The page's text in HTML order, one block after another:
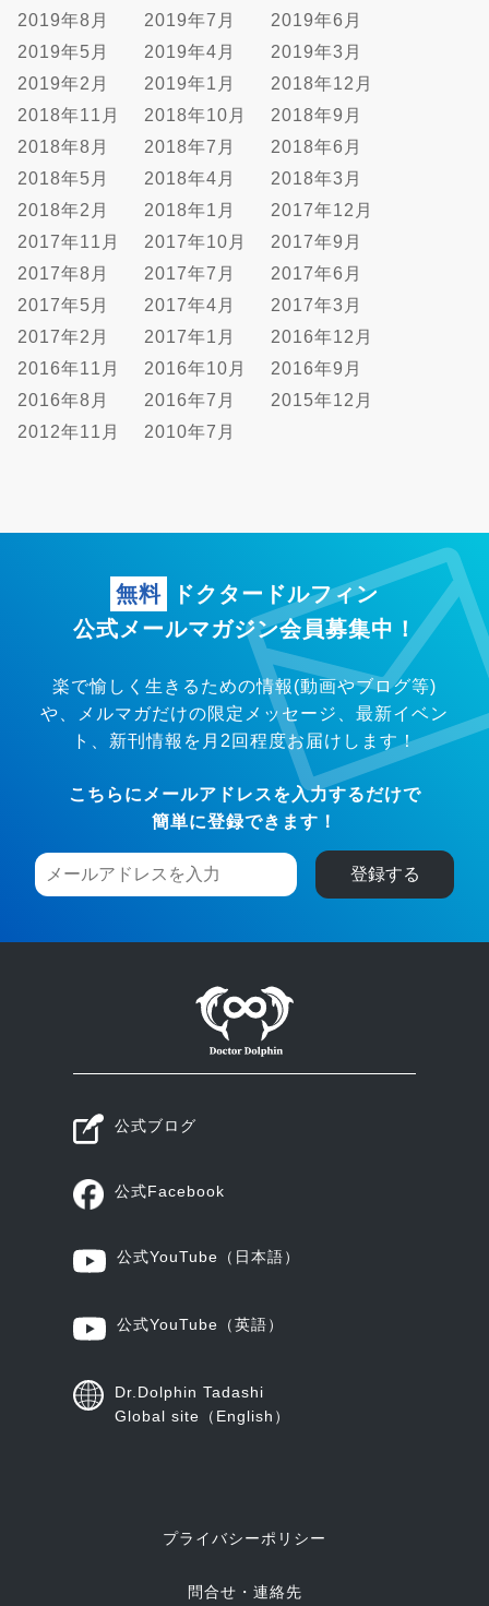
2019年8月
2019年7月
2019年6月
2019年5月
2019年4月
2019年3月
2019年2月
2019年1月
2018年12月
2018年11月
2018年10月
2018年9月
2018年8月
2018年7月
2018年6月
2018年5月
2018年4月
2018年3月
2018年2月
2018年1月
2017年12月
2017年11月
2017年10月
2017年9月
2017年8月
2017年7月
2017年6月
2017年5月
2017年4月
2017年3月
2017年2月
2017年1月
2016年12月
2016年11月
2016年10月
2016年9月
2016年8月
2016年7月
2015年12月
2012年11月
2010年7月
無料
ドクタードルフィン
公式メールマガジン会員募集中！
楽で愉しく生きるための情報(動画やブログ等)
や、メルマガだけの限定メッセージ、 最新イベン
ト、新刊情報を月2回程度お届けします！
こちらにメールアドレスを入力するだけで
簡単に登録できます！
公式ブログ
公式Facebook
公式YouTube （日本語）
公式YouTube （英語）
Dr.Dolphin Tadashi
Global site（English）
プライバシーポリシー
問合せ・連絡先